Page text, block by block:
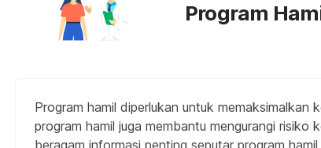
Program
Program hamil diperlukan untuk memaksimalkan
program hamil juga membantu mengurangi risiko
beragam informasi penting seputar program hamil.